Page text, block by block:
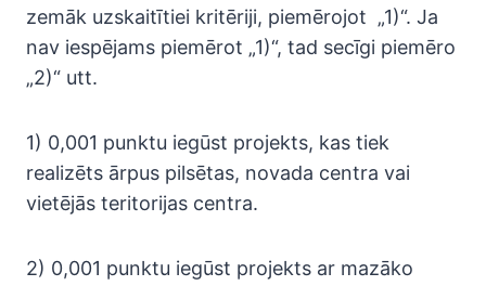
zemāk uzskaitītiei kritēriji, piemērojot „1)“. Ja
nav iespējams piemērot „1)“, tad secīgi piemēro
„2)“ utt.
1) 0,001 punktu iegūst projekts, kas tiek
realizēts ārpus pilsētas, novada centra vai
vietējās teritorijas centra.
2) 0,001 punktu iegūst projekts ar mazāko